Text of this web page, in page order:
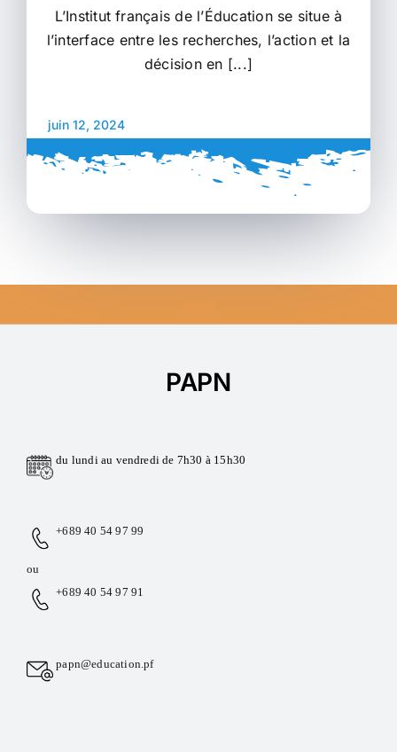
L’Institut français de l’Éducation se situe à
l’interface entre les recherches, l’action et la
décision en [...]
juin 12, 2024
PAPN
du lundi au vendredi de 7h30 à 15h30
+689 40 54 97 99
ou
+689 40 54 97 91
papn@education.pf